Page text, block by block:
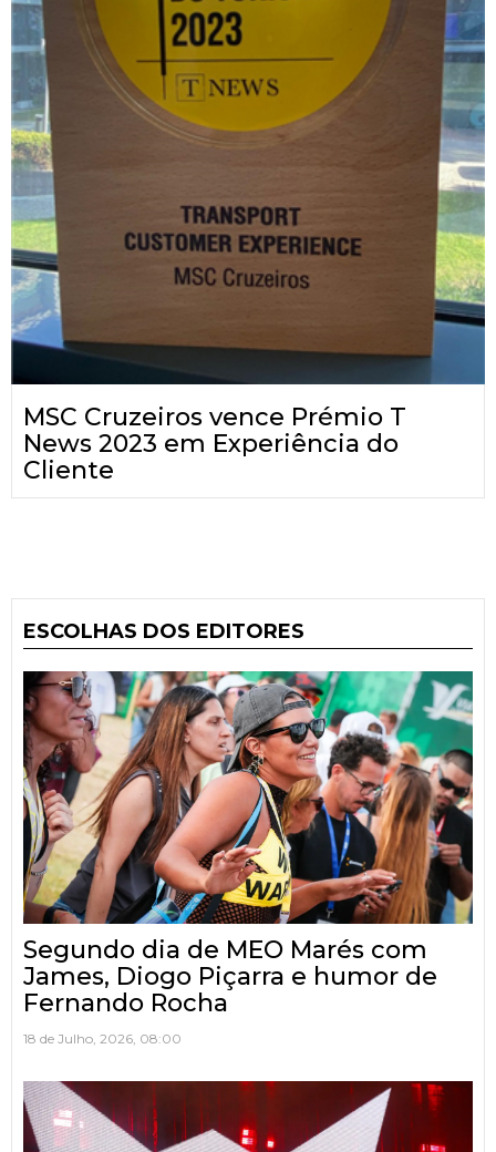
MSC Cruzeiros vence Prémio T
News 2023 em Experiência do
Cliente
ESCOLHAS DOS EDITORES
Segundo dia de MEO Marés com
James, Diogo Piçarra e humor de
Fernando Rocha
18 de Julho, 2026, 08:00